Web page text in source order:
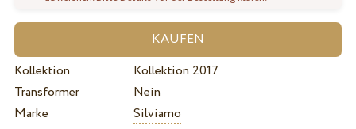
Kollektion
Kollektion 2017
Transformer
Nein
Marke
Silviamo